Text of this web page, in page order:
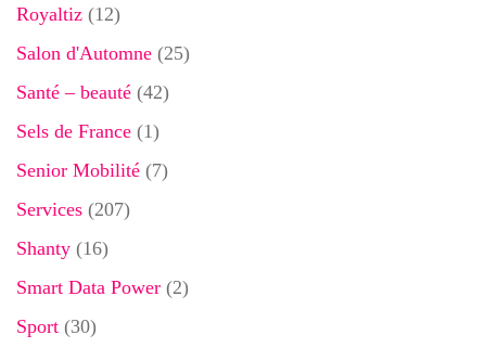
Royaltiz (12)
Salon d'Automne (25)
Santé – beauté (42)
Sels de France (1)
Senior Mobilité (7)
Services (207)
Shanty (16)
Smart Data Power (2)
Sport (30)